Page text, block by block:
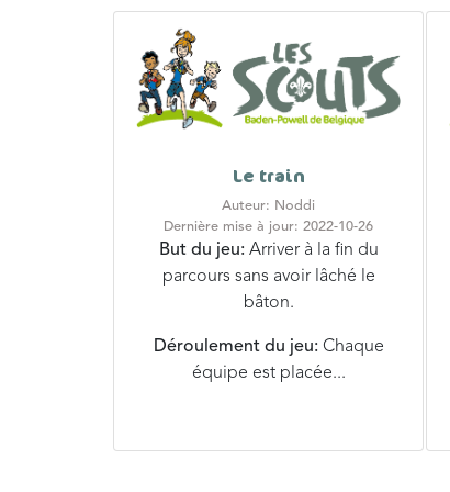
Le train
Auteur: Noddi
Dernière mise à jour: 2022-10-26
But du jeu:Arriver à la fin du
parcours sans avoir lâché le
bâton.
Déroulement du jeu:Chaque
équipe est placée...